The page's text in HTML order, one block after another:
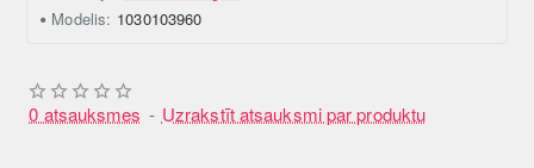
Modelis: 1030103960
0 atsauksmes - Uzrakstīt atsauksmi par produktu